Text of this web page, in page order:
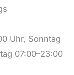
Uhr, Sonntag
07:00–23:00